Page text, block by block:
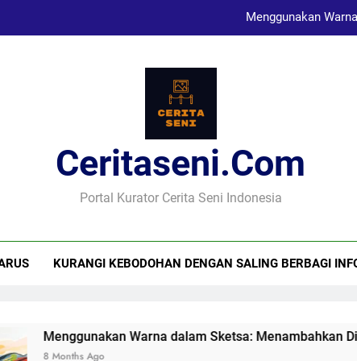
Menggunakan
Seni Visual dan Implikasi
Menggunakan
Karya Sketsa Sebagai
Ceritaseni.com
Portal Kurator Cerita Seni Indonesia
KURANGI KEBODOHAN DENGAN SALING BERBAGI
Menggunakan Warna dalam Sketsa: Menambahkan Dimensi
8 Months Ago